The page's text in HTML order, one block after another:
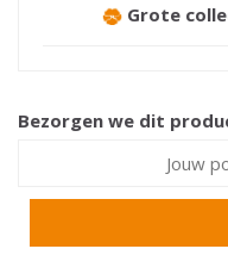
Grote
Bezorgen we dit